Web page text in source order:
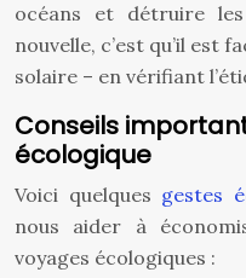
océans et détruire
nouvelle, c’est qu’il est
solaire – en vérifiant
Conseils
écologique
Voici quelques gestes
nous aider à
voyages écologiques :